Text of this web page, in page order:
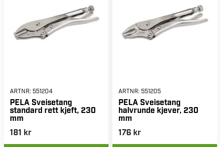
ARTNR: 551204
PELA Sveisetang
standard rett kjeft, 230
mm
181 kr
ARTNR: 551205
PELA Sveisetang
halvrunde kjever, 230
mm
176 kr